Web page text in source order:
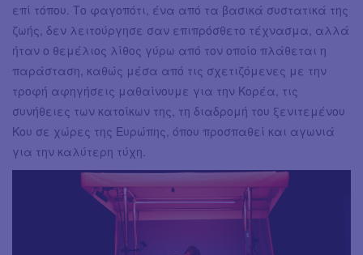
επί τόπου. Το φαγοπότι, ένα από τα βασικά συστατικά της
ζωής, δεν λειτούργησε σαν επιπρόσθετο τέχνασμα, αλλά
ήταν ο θεμέλιος λίθος γύρω από τον οποίο πλάθεται η
παράσταση, καθώς μέσα από τις σχετιζόμενες με την
τροφή αφηγήσεις μαθαίνουμε για την Κορέα, τις
συνήθειες των κατοίκων της, τη διαδρομή του ξενιτεμένου
Κου σε χώρες της Ευρώπης, όπου προσπαθεί και αγωνιά
για την καλύτερη τύχη.